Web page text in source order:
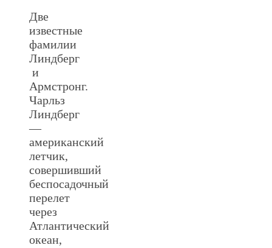
Две
известные
фамилии
Линдберг
и
Армстронг.
Чарльз
Линдберг
—
американский
летчик,
совершивший
беспосадочный
перелет
через
Атлантический
океан,